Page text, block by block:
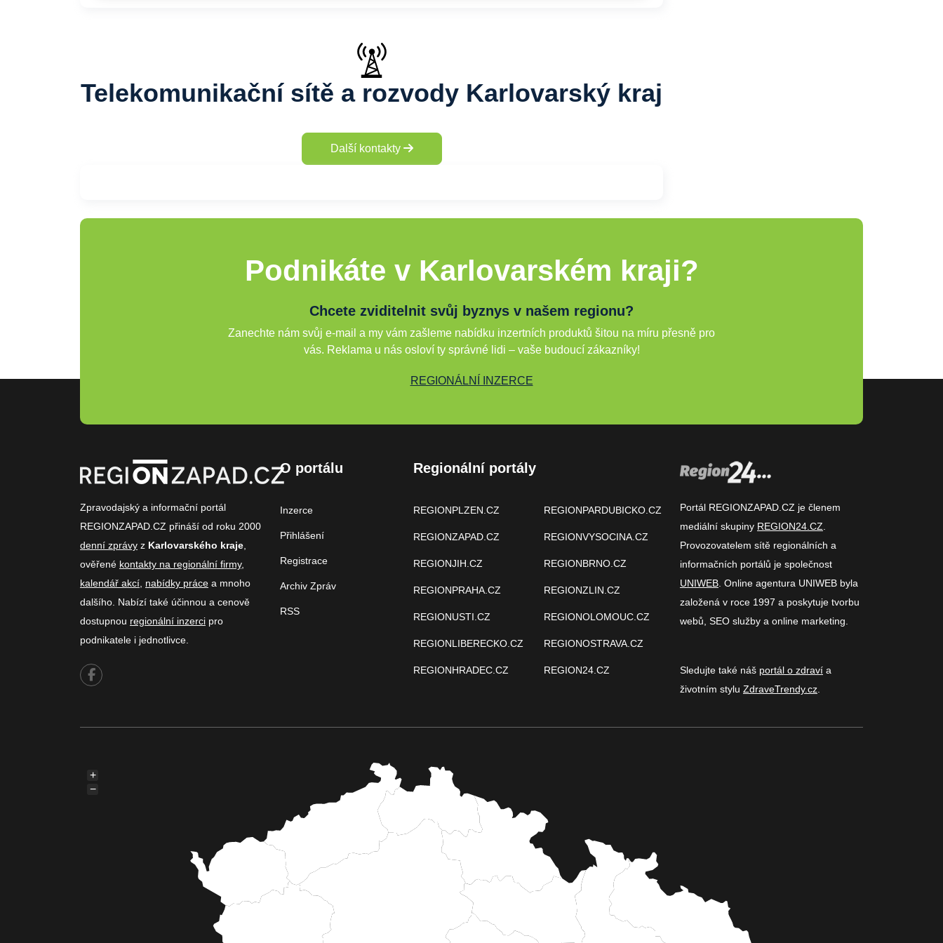
Telekomunikační sítě a rozvody Karlovarský kraj
Další kontakty
Podnikáte v Karlovarském kraji?
Chcete zviditelnit svůj byznys v našem regionu?
Zanechte nám svůj e-mail a my vám zašleme nabídku inzertních produktů šitou na míru přesně pro
vás. Reklama u nás osloví ty správné lidi – vaše budoucí zákazníky!
REGIONÁLNÍ INZERCE
Zpravodajský a informační portál
REGIONZAPAD.CZ přináší od roku 2000
denní zprávy z Karlovarského kraje
ověřené kontakty na regionální firmy,
kalendář akcí nabídky práce a mnoho
dalšího. Nabízí také účinnou a cenově
dostupnou regionální inzerci pro
podnikatele i jednotlivce.
O portálu
Inzerce
Přihlášení
Registrace
Archiv Zpráv
RSS
Regionální portály
REGIONPLZEN.CZ
REGIONZAPAD.CZ
REGIONJIH.CZ
REGIONPRAHA.CZ
REGIONUSTI.CZ
REGIONLIBERECKO.CZ
REGIONHRADEC.CZ
REGIONPARDUBICKO.CZ
REGIONVYSOCINA.CZ
REGIONBRNO.CZ
REGIONZLIN.CZ
REGIONOLOMOUC.CZ
REGIONOSTRAVA.CZ
REGION24.CZ
Portál REGIONZAPAD.CZ je členem
mediální skupiny REGION24.CZ
Provozovatelem sítě regionálních a
informačních portálů je společnost
UNIWEB . Online agentura UNIWEB byla
založená v roce 1997 a poskytuje tvorbu
webů, SEO služby a online marketing.
Sledujte také náš portál o zdraví a
životním stylu ZdraveTrendy.cz
+
−